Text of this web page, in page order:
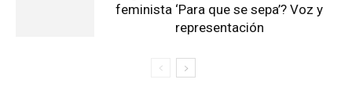
feminista ‘Para que se sepa’? Voz y
representación